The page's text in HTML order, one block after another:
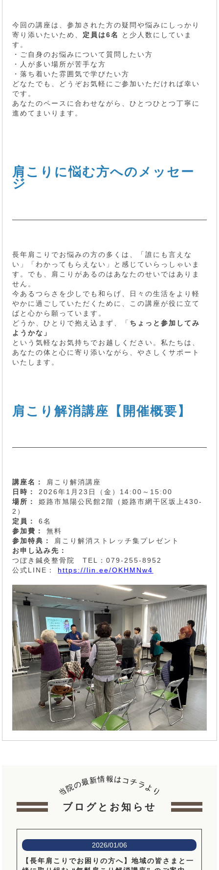
今回の講座は、参加された方の疑問や悩みにしっかり
寄り添いたいため、 定員は6名
と少人数にしていま
す。
・ご自身のお悩みについて質問したい方
・人が多い場所が苦手な方
・落ち着いた雰囲気で学びたい方
どなたでも、どうぞお気軽にご参加いただければ幸い
です。
あなたのペースに合わせながら、ひとつひとつ丁寧に
進めてまいります。
肩こりに悩む方へのメッセー
ジ
長年肩こりでお悩みの方の多くは、「誰にも言えな
い」「わかってもらえない」と感じていらっしゃいま
す。でも、肩こりがあるのはあなたのせいではありま
せん。
今あるつらさを少しでも和らげ、日々の生活をより軽
やかに過ごしていただくために、この講座が役に立て
ばと心から願っています。
どうか、ひとりで抱え込まず、「 ちょっと参加してみ
ようかな」
という気軽なお気持ちでお越しください。私たちは、
あなたの体と心に寄り添いながら、やさしくサポート
いたします。
肩こり解消講座【開催概要】
講座名：
肩こり解消講座
日時：
2026年1月23日（金）14:00～15:00
場所：
姫路市旭陽公民館2階（姫路市網干区坂上430-
2）
定員：
6名
参加費：
無料
参加特典：
肩こり解消ストレッチ集プレゼント
お申し込み先：
つぼき鍼灸整骨院 TEL：079-255-8952
公式LINE： https://lin.ee/OKHMNw4
当院の最新情報はコ チラより
ブログとお知らせ
2026/01/06
【長年肩こりでお困りの方へ】地域の皆さまと一